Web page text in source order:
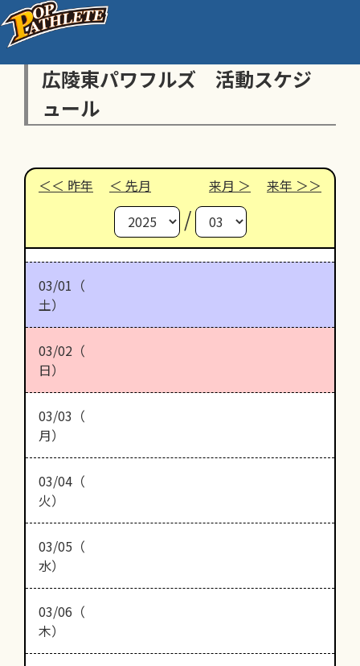
広陵東パワフルズ 活動スケジ
ュール
昨年 先月 来月 来年
/
03/01（
土）
03/02（
日）
03/03（
月）
03/04（
火）
03/05（
水）
03/06（
木）